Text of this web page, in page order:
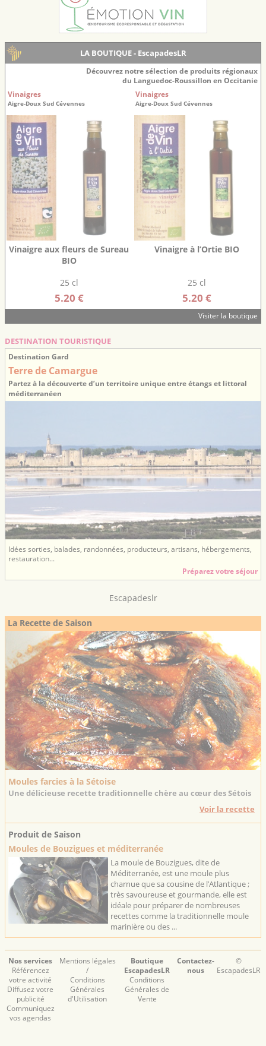
LA BOUTIQUE - EscapadesLR
Découvrez notre sélection de produits régionaux
du Languedoc-Roussillon en Occitanie
Vinaigres
Aigre-Doux Sud Cévennes
Vinaigre aux fleurs de Sureau
BIO
25 cl
5.20 €
Vinaigres
Aigre-Doux Sud Cévennes
Vinaigre à l’Ortie BIO
25 cl
5.20 €
Visiter la boutique
DESTINATION TOURISTIQUE
Destination Gard
Terre de Camargue
Partez à la découverte d’un territoire unique entre étangs et littoral
méditerranéen
Idées sorties, balades, randonnées, producteurs, artisans, hébergements,
restauration...
Préparez votre séjour
Escapadeslr
La Recette de Saison
Moules farcies à la Sétoise
Une délicieuse recette traditionnelle chère au cœur des Sétois
Voir la recette
Produit de Saison
Moules de Bouzigues et méditerranée
La moule de Bouzigues, dite de
Méditerranée, est une moule plus
charnue que sa cousine de l’Atlantique ;
très savoureuse et gourmande, elle est
idéale pour préparer de nombreuses
recettes comme la traditionnelle moule
marinière ou des ...
Nos services
Référencez
votre activité
Diffusez votre
publicité
Communiquez
vos agendas
Mentions légales
/
Conditions
Générales
d'Utilisation
Boutique
EscapadesLR
Conditions
Générales de
Vente
Contactez-
nous
©
EscapadesLR